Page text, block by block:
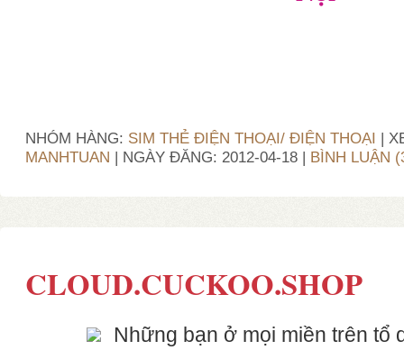
NHÓM HÀNG: SIM THẺ ĐIỆN THOẠI/ ĐIỆN THOẠI |
MANHTUAN | NGÀY ĐĂNG: 2012-04-18 | BÌNH LUẬN
CLOUD.CUCKOO.SHOP
Những bạn ở mọi miền trên tổ